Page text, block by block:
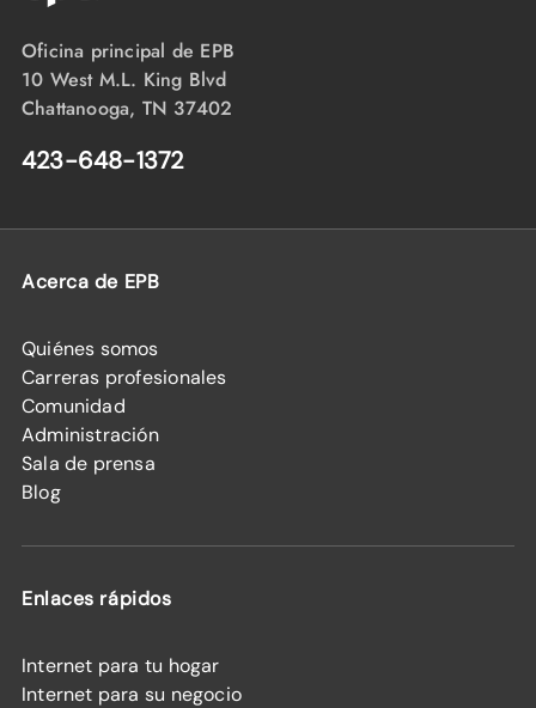
Oficina principal de EPB
10 West M.L. King Blvd
Chattanooga, TN 37402
423-648-1372
Acerca de EPB
Quiénes somos
Carreras profesionales
Comunidad
Administración
Sala de prensa
Blog
Enlaces rápidos
Internet para tu hogar
Internet para su negocio